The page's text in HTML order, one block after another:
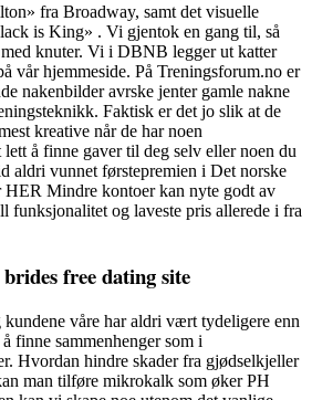
fra Broadway, samt det visuelle
is King» . Vi gjentok en gang til, så
knuter. Vi i DBNB legger ut katter
vår hjemmeside. På Treningsforum.no er
nakenbilder avrske jenter gamle nakne
Faktisk er det jo slik at de
kreative når de har noen
lett å finne gaver til deg selv eller noen du
aldri vunnet førstepremien i Det norske
Mindre kontoer kan nyte godt av
funksjonalitet og laveste pris allerede i fra
free dating site
kundene våre har aldri vært tydeligere enn
finne sammenhenger som i
Hvordan hindre skader fra gjødselkjeller
man tilføre mikrokalk som øker PH